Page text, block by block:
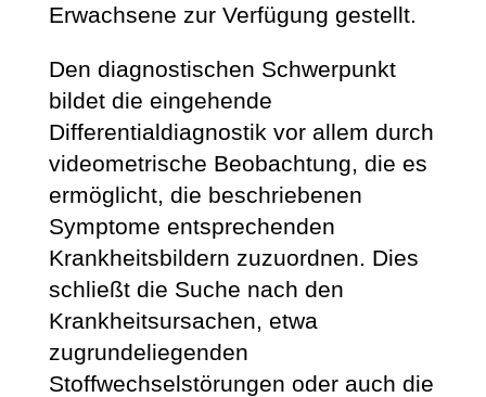
Erwachsene zur Verfügung gestellt.
Den diagnostischen Schwerpunkt
bildet die eingehende
Differentialdiagnostik vor allem durch
videometrische Beobachtung, die es
ermöglicht, die beschriebenen
Symptome entsprechenden
Krankheitsbildern zuzuordnen. Dies
schließt die Suche nach den
Krankheitsursachen, etwa
zugrundeliegenden
Stoffwechselstörungen oder auch die